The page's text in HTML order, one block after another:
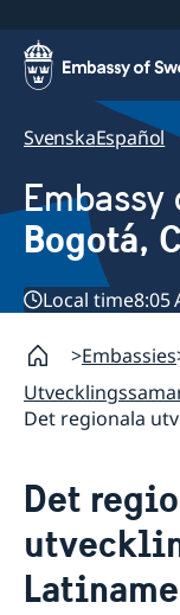
SvenskaEspañol
Embassy
Bogotá,
Local time8:05
Embassies
Det regionala
Det